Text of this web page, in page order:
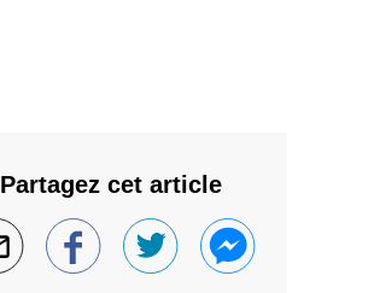
Partagez cet article